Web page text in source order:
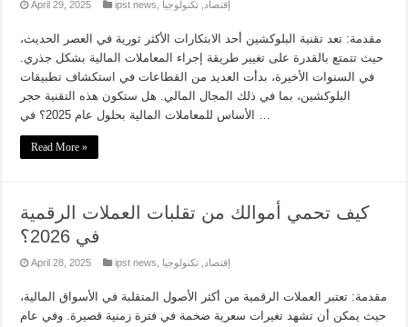
April 29, 2025 ipst news إقتصاد تكنولوجيا
مقدمة: تعد تقنية البلوكشين أحد الابتكارات الأكثر ثورية في العصر الحديث،
حيث تتمتع بالقدرة على تغيير طريقة إجراء المعاملات المالية بشكل جذري.
في السنوات الأخيرة، بدأت العديد من القطاعات في استكشاف تطبيقات
البلوكشين، بما في ذلك المجال المالي. هل ستكون هذه التقنية حجر
الأساس للمعاملات المالية بحلول عام 2025؟ في …
Read More »
كيف تحمي أموالك من تقلبات العملات الرقمية
في 2026؟
April 28, 2025 ipst news إقتصاد تكنولوجيا
مقدمة: تعتبر العملات الرقمية من أكثر الأصول المتقلبة في الأسواق المالية،
حيث يمكن أن تشهد تغيرات سعرية ضخمة في فترة زمنية قصيرة. وفي عام